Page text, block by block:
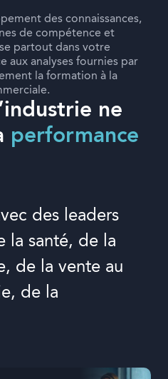
des connaissances,
de compétence et
partout dans votre
aux analyses fournies par
la formation à la
ne
performance
des leaders
la santé, de la
de la vente au
de la